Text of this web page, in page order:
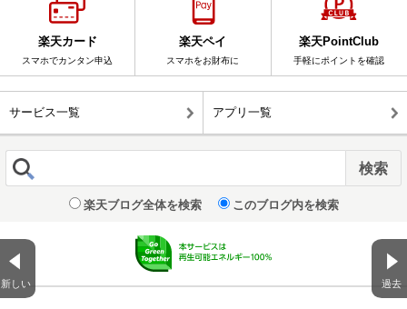
新しい 過去
楽天カード
スマホでカンタン申込
楽天ペイ
スマホをお財布に
楽天PointClub
手軽にポイントを確認
サービス一覧 アプリ一覧
楽天ブログ全体を検索 このブログ内を検索